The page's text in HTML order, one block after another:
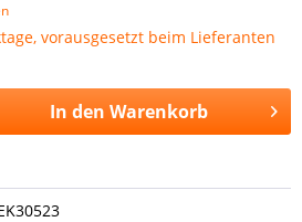
vorausgesetzt beim Lieferanten
In den Warenkorb